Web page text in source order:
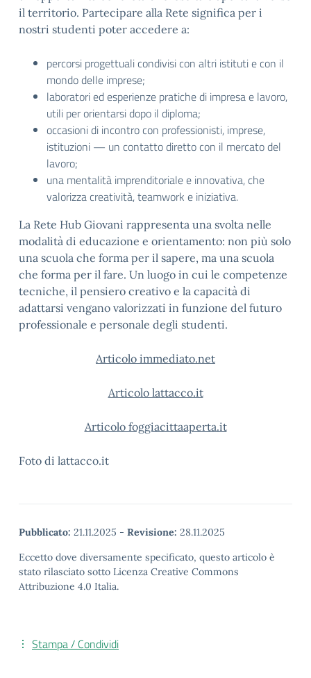
il territorio. Partecipare alla Rete significa per i
nostri studenti poter accedere a:
percorsi progettuali condivisi con altri istituti e con il
mondo delle imprese;
laboratori ed esperienze pratiche di impresa e lavoro,
utili per orientarsi dopo il diploma;
occasioni di incontro con professionisti, imprese,
istituzioni — un contatto diretto con il mercato del
lavoro;
una mentalità imprenditoriale e innovativa, che
valorizza creatività, teamwork e iniziativa.
La Rete Hub Giovani rappresenta una svolta nelle
modalità di educazione e orientamento: non più solo
una scuola che forma per il sapere, ma una scuola
che forma per il fare. Un luogo in cui le competenze
tecniche, il pensiero creativo e la capacità di
adattarsi vengano valorizzati in funzione del futuro
professionale e personale degli studenti.
Articolo immediato.net
Articolo lattacco.it
Articolo foggiacittaaperta.it
Foto di lattacco.it
Pubblicato: 21.11.2025 - Revisione: 28.11.2025
Eccetto dove diversamente specificato, questo articolo è
stato rilasciato sotto Licenza Creative Commons
Attribuzione 4.0 Italia.
Stampa / Condividi